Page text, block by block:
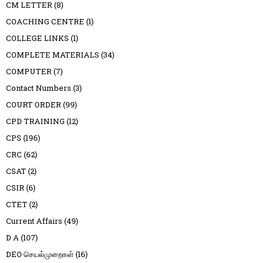
CM LETTER(8)
COACHING CENTRE (1)
COLLEGE LINKS (1)
COMPLETE MATERIALS (34)
COMPUTER(7)
Contact Numbers (3)
COURT ORDER(99)
CPD TRAINING (12)
CPS (196)
CRC (62)
CSAT(2)
CSIR(6)
CTET(2)
Current Affairs (49)
D A(107)
DEO செயல்முறைகள்(16)